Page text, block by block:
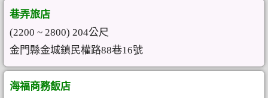
巷弄旅店
(2200 ~ 2800) 204公尺
金門縣金城鎮民權路88巷16號
海福商務飯店